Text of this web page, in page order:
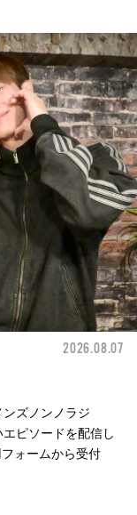
2026.08.07
ズノンノラジ
ピソードを配信し
ォームから受付